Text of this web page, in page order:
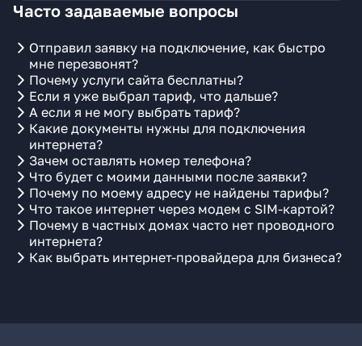
Часто задаваемые вопросы
Отправил заявку на подключение, как быстро
мне перезвонят?
Почему услуги сайта бесплатны?
Если я уже выбрал тариф, что дальше?
А если я не могу выбрать тариф?
Какие документы нужны для подключения
интернета?
Зачем оставлять номер телефона?
Что будет с моими данными после заявки?
Почему по моему адресу не найдены тарифы?
Что такое интернет через модем с SIM-картой?
Почему в частных домах часто нет проводного
интернета?
Как выбрать интернет-провайдера для бизнеса?